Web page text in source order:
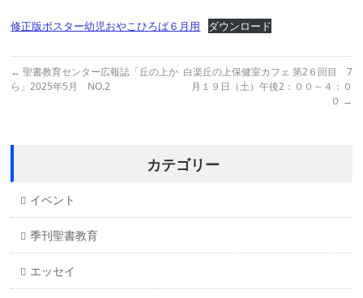
修正版ポスター幼児おやこひろば６月用 ダウンロード
← 聖書教育センター広報誌「丘の上か
ら」2025年5月 NO.2
白楽丘の上保健室カフェ 第2６回目 7
月１９日（土）午後2：００～４：０
０ →
カテゴリー
イベント
季刊聖書教育
エッセイ